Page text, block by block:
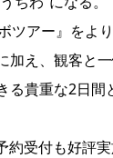
アー』をよ
え、観客と
貴重な2日間
受付も好評